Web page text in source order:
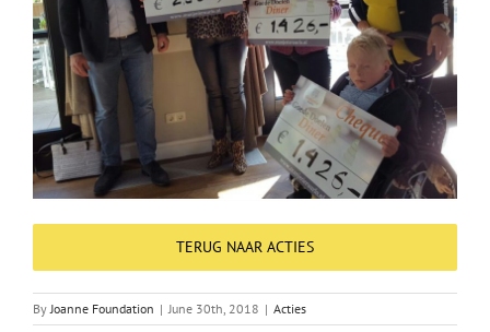
TERUG NAAR ACTIES
By Joanne Foundation | June 30th, 2018 | Acties